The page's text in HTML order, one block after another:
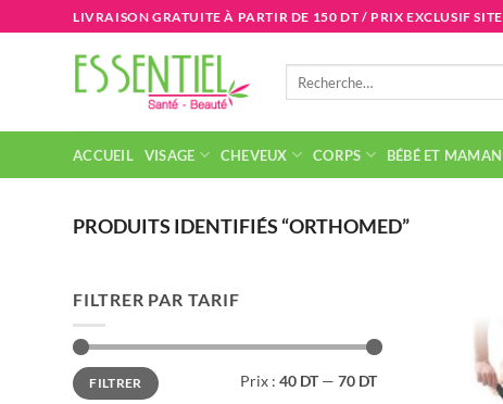
au
LIVRAISON GRATUITE À PARTIR DE 150 DT / PRIX EXCLUSIF SITE
ACCUEIL VISAGE CHEVEUX CORPS BÉBÉ ET MAMAN
PRODUITS IDENTIFIÉS “ORTHOMED”
FILTRER PAR TARIF
Prix
min
Prix
maxFILTRER Prix : 40 DT— 70 DT